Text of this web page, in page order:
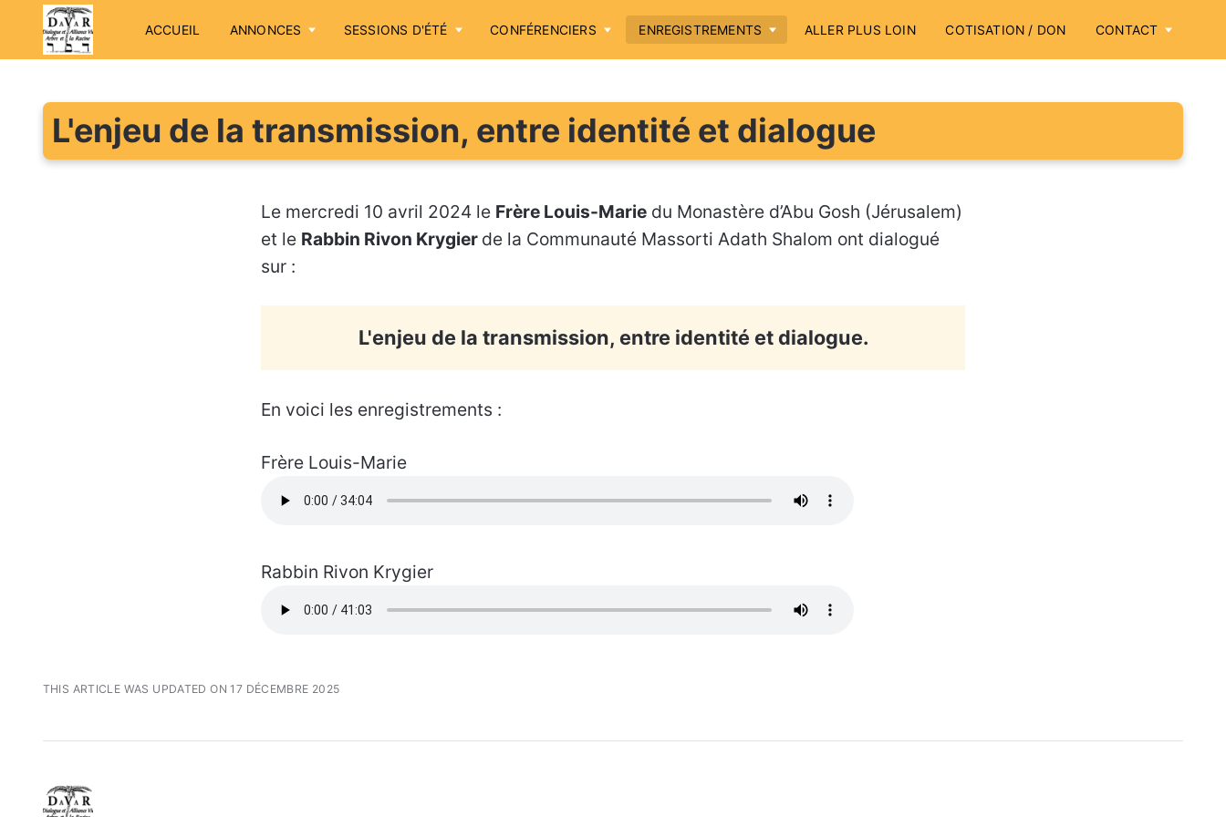
ACCUEIL ANNONCES SESSIONS D'ÉTÉ CONFÉRENCIERS ENREGISTREMENTS ALLER PLUS LOIN COTISATION / DON CONTACT
L'enjeu de la transmission, entre identité et dialogue
Le mercredi 10 avril 2024 le Frère Louis-Marie du Monastère d’Abu Gosh (Jérusalem)
et le Rabbin Rivon Krygier de la Communauté Massorti Adath Shalom ont dialogué
sur :
L'enjeu de la transmission, entre identité et dialogue.
En voici les enregistrements :
Frère Louis-Marie
Rabbin Rivon Krygier
THIS ARTICLE WAS UPDATED ON 17 DÉCEMBRE 2025
Accueil
Annonces
Conférenciers
Aller plus loin
Cotisation / Don